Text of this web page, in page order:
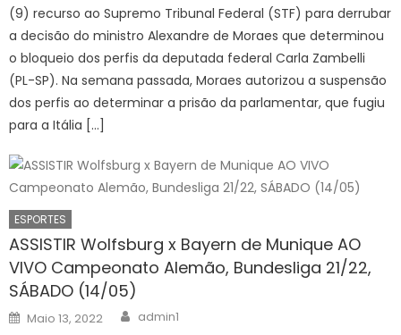
(9) recurso ao Supremo Tribunal Federal (STF) para derrubar
a decisão do ministro Alexandre de Moraes que determinou
o bloqueio dos perfis da deputada federal Carla Zambelli
(PL-SP). Na semana passada, Moraes autorizou a suspensão
dos perfis ao determinar a prisão da parlamentar, que fugiu
para a Itália […]
ESPORTES
ASSISTIR Wolfsburg x Bayern de Munique AO
VIVO Campeonato Alemão, Bundesliga 21/22,
SÁBADO (14/05)
Posted
on
Maio 13, 2022 Author
admin1